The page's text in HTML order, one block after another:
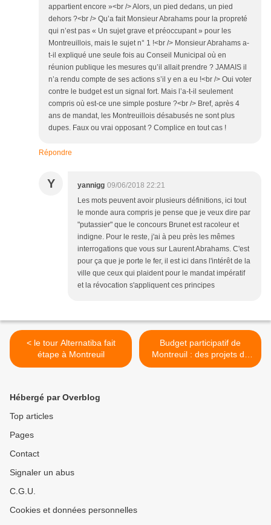
appartient encore »<br /> Alors, un pied dedans, un pied
dehors ?<br /> Qu’a fait Monsieur Abrahams pour la propreté
qui n’est pas « Un sujet grave et préoccupant » pour les
Montreuillois, mais le sujet n° 1 !<br /> Monsieur Abrahams a-
t-il expliqué une seule fois au Conseil Municipal où en
réunion publique les mesures qu’il allait prendre ? JAMAIS il
n’a rendu compte de ses actions s’il y en a eu !<br /> Oui voter
contre le budget est un signal fort. Mais l’a-t-il seulement
compris où est-ce une simple posture ?<br /> Bref, après 4
ans de mandat, les Montreuillois désabusés ne sont plus
dupes. Faux ou vrai opposant ? Complice en tout cas !
Répondre
Y yannigg 09/06/2018 22:21
Les mots peuvent avoir plusieurs définitions, ici tout
le monde aura compris je pense que je veux dire par
"putassier" que le concours Brunet est racoleur et
indigne. Pour le reste, j'ai à peu près les mêmes
interrogations que vous sur Laurent Abrahams. C'est
pour ça que je porte le fer, il est ici dans l'intérêt de la
ville que ceux qui plaident pour le mandat impératif
et la révocation s'appliquent ces principes
< le tour Alternatiba fait
étape à Montreuil
Budget participatif de
Montreuil : des projets de
chiottes? >
Hébergé par Overblog
Top articles
Pages
Contact
Signaler un abus
C.G.U.
Cookies et données personnelles